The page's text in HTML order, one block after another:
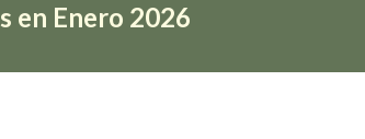
en Enero 2026